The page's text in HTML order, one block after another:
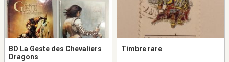
BD La Geste des Chevaliers
Dragons
Timbre rare